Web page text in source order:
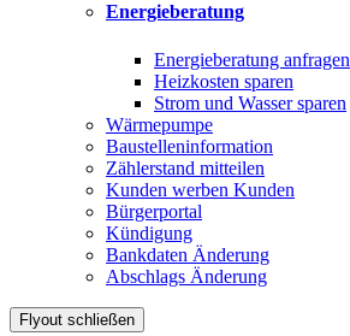
Energieberatung
Energieberatung anfragen
Heizkosten sparen
Strom und Wasser sparen
Wärmepumpe
Baustelleninformation
Zählerstand mitteilen
Kunden werben Kunden
Bürgerportal
Kündigung
Bankdaten Änderung
Abschlags Änderung
Flyout schließen